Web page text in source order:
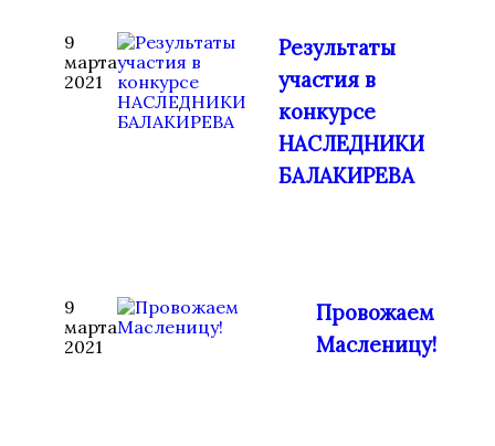
9
марта
2021
Результаты
участия в
конкурсе
НАСЛЕДНИКИ
БАЛАКИРЕВА
9
марта
2021
Провожаем
Масленицу!